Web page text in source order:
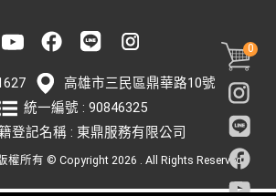
高雄市三民區鼎華路10號
統一編號 : 90846325
登記名稱 : 東鼎服務有限公司
權所有 © Copyright 2026 . All Rights Reserved.
0